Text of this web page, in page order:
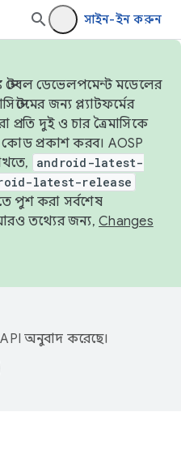
সাইন-ইন করুন
স্টেবল ডেভেলপমেন্ট মডেলের
জন্য প্ল্যাটফর্মের
প্রতি দুই ও চার ত্রৈমাসিকে
প্রকাশ করব। AOSP
android-latest-
latest-release
তে পুশ করা সর্বশেষ
তথ্যের জন্য, Changes
অনুবাদ করেছে।